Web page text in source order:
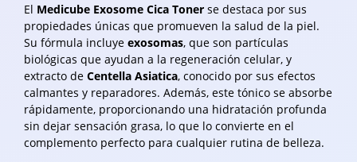
El Medicube Exosome Cica Toner se destaca por sus
propiedades únicas que promueven la salud de la piel.
Su fórmula incluye exosomas, que son partículas
biológicas que ayudan a la regeneración celular, y
extracto de Centella Asiatica, conocido por sus efectos
calmantes y reparadores. Además, este tónico se absorbe
rápidamente, proporcionando una hidratación profunda
sin dejar sensación grasa, lo que lo convierte en el
complemento perfecto para cualquier rutina de belleza.